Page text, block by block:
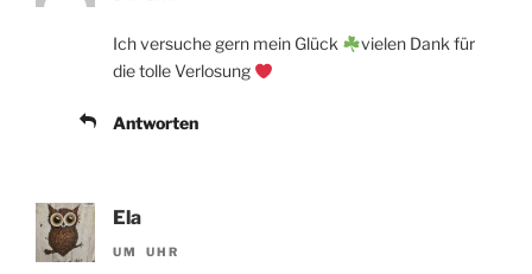
Ich versuche gern mein Glück
vielen Dank für
die tolle Verlosung
Antworten
Ela
UM UHR